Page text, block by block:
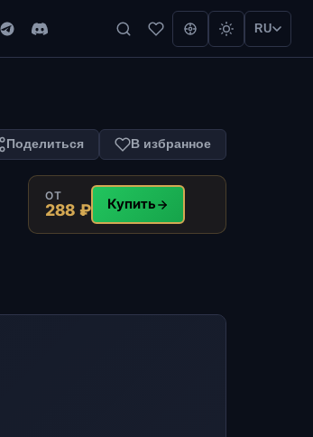
RU
Поделиться В избранное
ОТ
288 ₽ Купить